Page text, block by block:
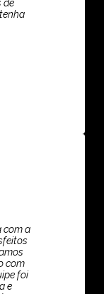
de
com a
com
foi
e